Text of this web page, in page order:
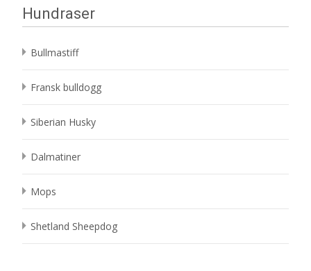
Hundraser
Bullmastiff
Fransk bulldogg
Siberian Husky
Dalmatiner
Mops
Shetland Sheepdog